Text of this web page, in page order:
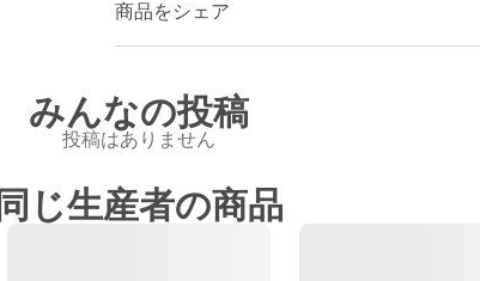
商品をシェア
みんなの投稿
投稿はありません
同じ生産者の商品